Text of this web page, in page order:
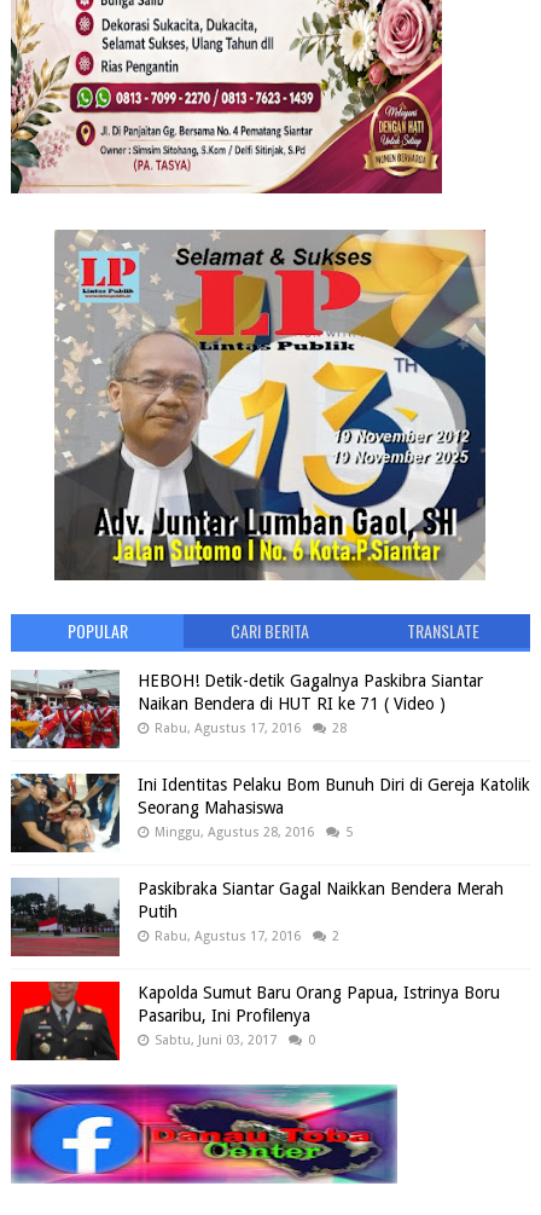
POPULAR CARI BERITA TRANSLATE
HEBOH! Detik-detik Gagalnya Paskibra Siantar
Naikan Bendera di HUT RI ke 71 ( Video )
Rabu, Agustus 17, 2016 28
Ini Identitas Pelaku Bom Bunuh Diri di Gereja Katolik
Seorang Mahasiswa
Minggu, Agustus 28, 2016 5
Paskibraka Siantar Gagal Naikkan Bendera Merah
Putih
Rabu, Agustus 17, 2016 2
Kapolda Sumut Baru Orang Papua, Istrinya Boru
Pasaribu, Ini Profilenya
Sabtu, Juni 03, 2017 0